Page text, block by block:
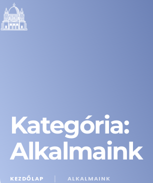
Kategória:
Alkalmaink
KEZDŐLAP ALKALMAINK